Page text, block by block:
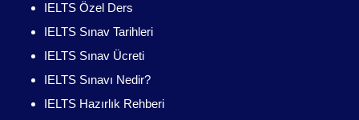
IELTS Özel Ders
IELTS Sınav Tarihleri
IELTS Sınav Ücreti
IELTS Sınavı Nedir?
IELTS Hazırlık Rehberi